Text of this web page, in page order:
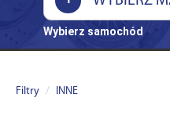
Wybierz samochód
Filtry INNE